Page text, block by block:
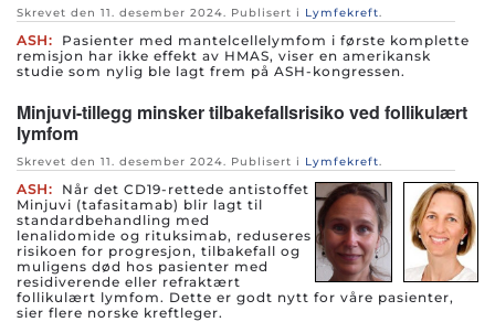
Skrevet den 11. desember 2024. Publisert i Lymfekreft.
ASH:
Pasienter med mantelcellelymfom i første komplette
remisjon har ikke effekt av HMAS, viser en amerikansk
studie som nylig ble lagt frem på ASH-kongressen.
Minjuvi-tillegg minsker tilbakefallsrisiko ved follikulært
lymfom
Skrevet den 11. desember 2024. Publisert i Lymfekreft.
ASH:
Når det CD19-rettede antistoffet
Minjuvi (tafasitamab) blir lagt til
standardbehandling med
lenalidomide og rituksimab, reduseres
risikoen for progresjon, tilbakefall og
muligens død hos pasienter med
residiverende eller refraktært
follikulært lymfom. Dette er godt nytt for våre pasienter,
sier flere norske kreftleger.